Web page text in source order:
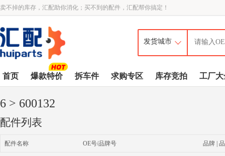
卖不掉的库存，汇配助你消化；买不到的配件，汇配帮你搞定！
首页 爆款特价 拆车件 求购专区 库存竞拍 工厂大
6 > 600132
配件列表
配件名称 OE号/品牌号 品牌 |